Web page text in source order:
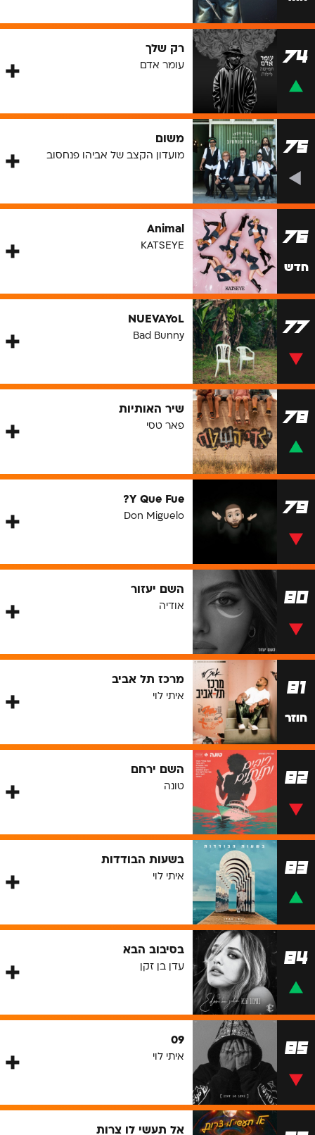
74 רק שלך
עומר אדם
75 משום
מועדון הקצב של אביהו פנחסוב
76
חדש
Animal
KATSEYE
77
NUEVAYoL
Bad Bunny
78 שיר האותיות
פאר טסי
79
Y Que Fue?
Don Miguelo
80 השם יעזור
אודיה
81
חוזר
מרכז תל אביב
איתי לוי
82 השם ירחם
טונה
83 בשעות הבודדות
איתי לוי
84 בסיבוב הבא
עדן בן זקן
85
09
איתי לוי
אל תעשי לו צרות